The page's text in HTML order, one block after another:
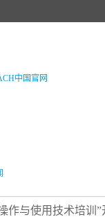
作与使用技术培训”